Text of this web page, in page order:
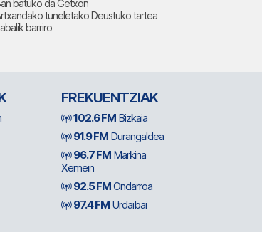
batuko da Getxon
tuneletako Deustuko tartea
barriro
FREKUENTZIAK
102.6 FM Bizkaia
91.9 FM Durangaldea
96.7 FM Markina
Xemein
92.5 FMOndarroa
97.4 FM Urdaibai